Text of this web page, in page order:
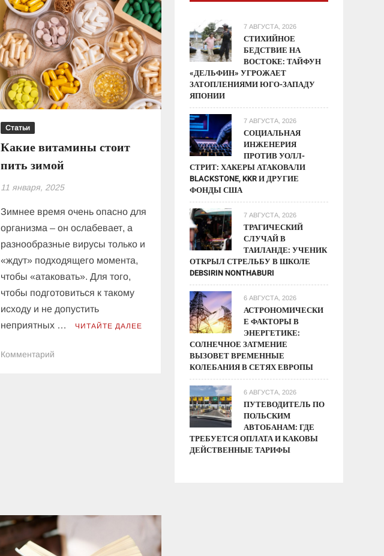
Статьи
Какие витамины стоит
пить зимой
11 января, 2025
Зимнее время очень опасно для
организма – он ослабевает, а
разнообразные вирусы только и
«ждут» подходящего момента,
чтобы «атаковать». Для того,
чтобы подготовиться к такому
исходу и не допустить
неприятных …
ЧИТАЙТЕ ДАЛЕЕ
Комментарий
7 АВГУСТА, 2026
СТИХИЙНОЕ
БЕДСТВИЕ НА
ВОСТОКЕ: ТАЙФУН
«ДЕЛЬФИН» УГРОЖАЕТ
ЗАТОПЛЕНИЯМИ ЮГО-ЗАПАДУ
ЯПОНИИ
7 АВГУСТА, 2026
СОЦИАЛЬНАЯ
ИНЖЕНЕРИЯ
ПРОТИВ УОЛЛ-
СТРИТ: ХАКЕРЫ АТАКОВАЛИ
BLACKSTONE, KKR И ДРУГИЕ
ФОНДЫ США
7 АВГУСТА, 2026
ТРАГИЧЕСКИЙ
СЛУЧАЙ В
ТАИЛАНДЕ: УЧЕНИК
ОТКРЫЛ СТРЕЛЬБУ В ШКОЛЕ
DEBSIRIN NONTHABURI
6 АВГУСТА, 2026
АСТРОНОМИЧЕСКИ
Е ФАКТОРЫ В
ЭНЕРГЕТИКЕ:
СОЛНЕЧНОЕ ЗАТМЕНИЕ
ВЫЗОВЕТ ВРЕМЕННЫЕ
КОЛЕБАНИЯ В СЕТЯХ ЕВРОПЫ
6 АВГУСТА, 2026
ПУТЕВОДИТЕЛЬ ПО
ПОЛЬСКИМ
АВТОБАНАМ: ГДЕ
ТРЕБУЕТСЯ ОПЛАТА И КАКОВЫ
ДЕЙСТВЕННЫЕ ТАРИФЫ